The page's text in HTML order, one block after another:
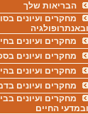
הבריאות שלך
מחקרים ועיונים
ובאנתרופולגיה
מחקרים ועיונים
מחקרים ועיונים
מחקרים ועיונים
מחקרים ועיונים
מחקרים ועיונים
ובמדעי החיים